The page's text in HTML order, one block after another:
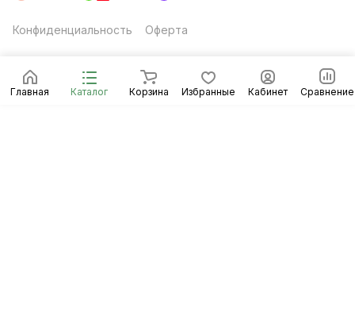
Главная Каталог Корзина Избранные Кабинет Сравнение
Конфиденциальность Оферта